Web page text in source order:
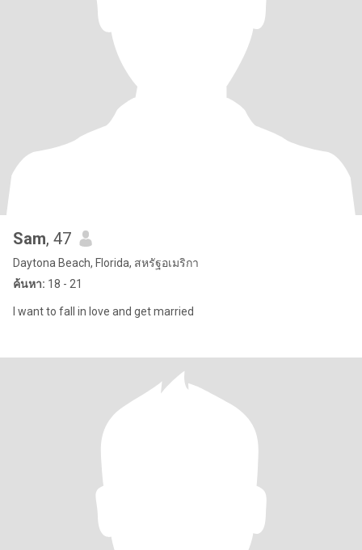
Sam, 47
Daytona Beach, Florida, สหรัฐอเมริกา
ค้นหา: 18 - 21
I want to fall in love and get married